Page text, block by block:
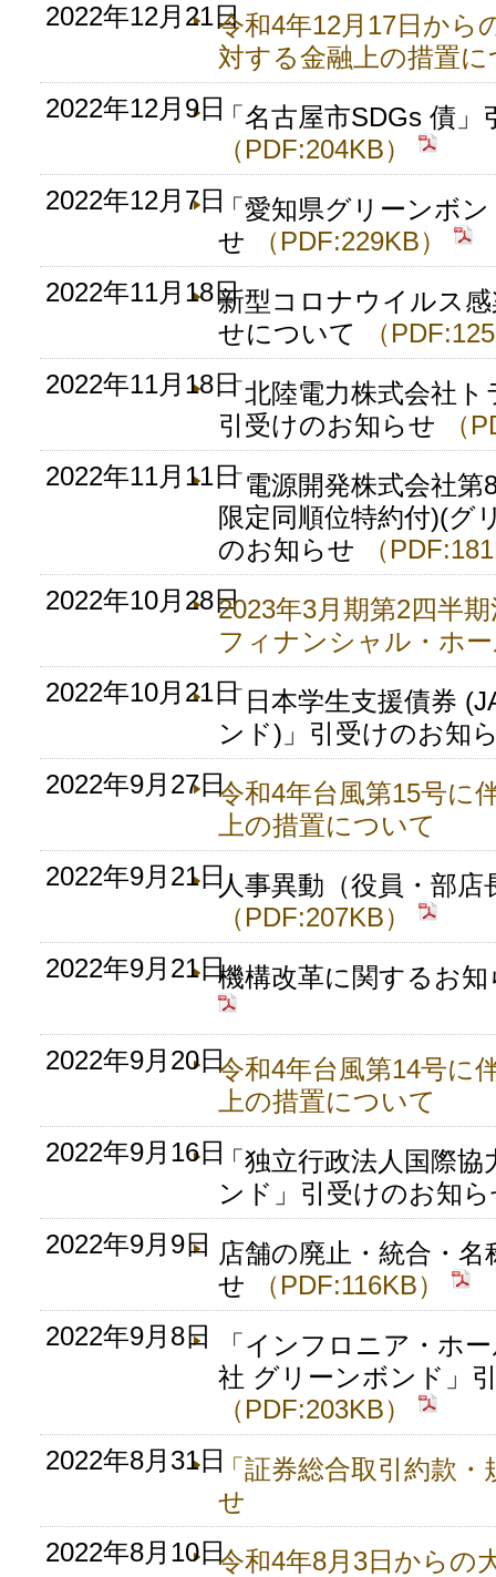
2022年12月21日令和4年12月17日から
対する金融上の措置
2022年12月9日「名古屋市SDGs 債」
（PDF:204KB）
2022年12月7日「愛知県グリーンボ
せ
（PDF:229KB）
2022年11月18日新型コロナウイルス
せについて
（
2022年11月18日「北陸電力株式会社
引受けのお知らせ
（
2022年11月11日「電源開発株式会社第
限定同順位特約付)(グ
のお知らせ
（
2022年10月28日2023年3月期第2四半
フィナンシャル・ホ
2022年10月21日「日本学生支援債券
ンド)」引受けのお知
2022年9月27日令和4年台風第15号に
上の措置について
2022年9月21日人事異動（役員・部
（PDF:207KB）
2022年9月21日機構改革に関するお
2022年9月20日令和4年台風第14号に
上の措置について
2022年9月16日「独立行政法人国際
ンド」引受けのお知
2022年9月9日 店舗の廃止・統合・
せ
（PDF:116KB）
2022年9月8日
「インフロニア・ホ
社 グリーンボンド」
（PDF:203KB）
2022年8月31日「証券総合取引約款
せ
2022年8月10日令和4年8月3日からの